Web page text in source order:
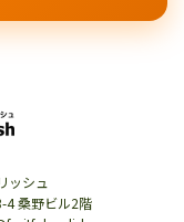
ッシュ
4 桑野ビル2階